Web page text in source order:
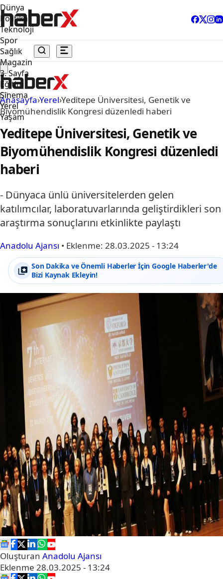
Dünya
Politika
Teknoloji
Spor
Sağlık
Magazin
3. Sayfa
Eğitim
Sinema
Yerel
Yaşam
Anasayfa›Yerel›Yeditepe Üniversitesi, Genetik ve
Biyomühendislik Kongresi düzenledi haberi
Yeditepe Üniversitesi, Genetik ve
Biyomühendislik Kongresi düzenledi
haberi
- Dünyaca ünlü üniversitelerden gelen
katılımcılar, laboratuvarlarında geliştirdikleri son
araştırma sonuçlarını etkinlikte paylaştı
Anadolu Ajansı • Eklenme: 28.03.2025 - 13:24
Son Dakika ve Önemli Haberler İçin Google Haberler'de
Bizi Kaynak Ekleyin!
Oluşturan Anadolu Ajansı
Eklenme 28.03.2025 - 13:24